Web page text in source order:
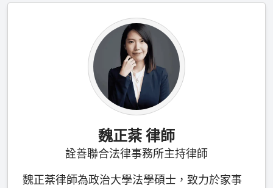
魏正棻 律師
詮善聯合法律事務所主持律師
魏正棻律師為政治大學法學碩士，致力於家事